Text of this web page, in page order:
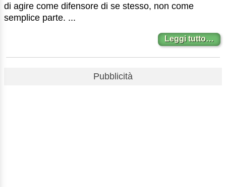
di agire come difensore di se stesso, non come
semplice parte. ...
Leggi tutto…
Pubblicità